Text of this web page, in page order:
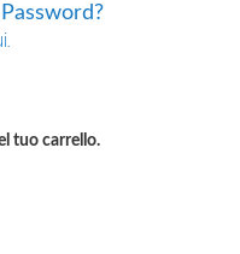
tuo carrello.